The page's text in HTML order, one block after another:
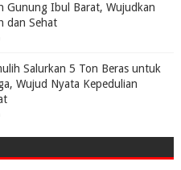
Gunung Ibul Barat, Wujudkan
dan Sehat
Salurkan 5 Ton Beras untuk
Wujud Nyata Kepedulian